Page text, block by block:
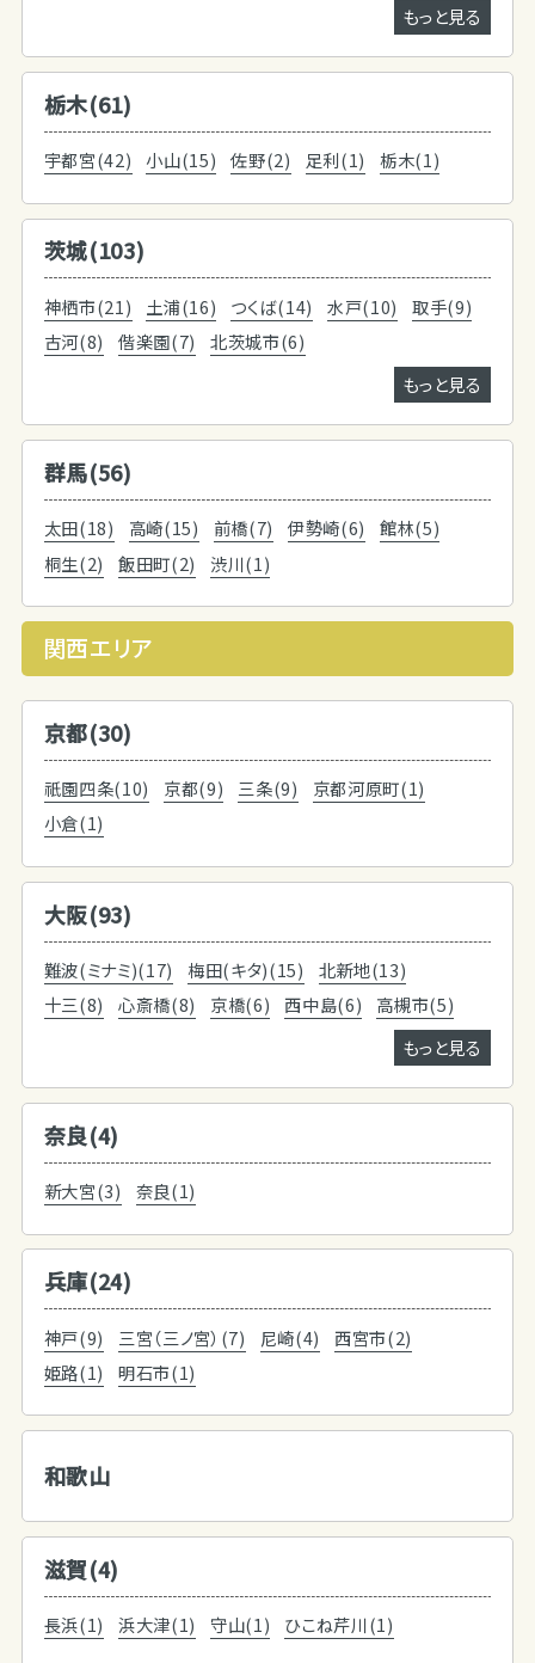
もっと見る
栃木(61)
宇都宮(42) 小山(15) 佐野(2) 足利(1) 栃木(1)
茨城(103)
神栖市(21) 土浦(16) つくば(14) 水戸(10)
取手(9)
古河(8)
偕楽園(7)
北茨城市(6)
もっと見る
群馬(56)
太田(18) 高崎(15) 前橋(7) 伊勢崎(6)
館林(5)
桐生(2)
飯田町(2) 渋川(1)
関西エリア
京都(30)
祇園四条(10) 京都(9) 三条(9)
京都河原町(1)
小倉(1)
大阪(93)
難波(ミナミ)(17) 梅田(キタ)(15)
北新地(13)
十三(8)
心斎橋(8) 京橋(6) 西中島(6)
高槻市(5)
もっと見る
奈良(4)
新大宮(3) 奈良(1)
兵庫(24)
神戸(9) 三宮（三ノ宮）(7) 尼崎(4)
西宮市(2)
姫路(1)
明石市(1)
和歌山
滋賀(4)
長浜(1) 浜大津(1) 守山(1) ひこね芹川(1)